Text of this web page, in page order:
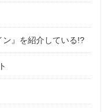
ン』を紹介している!?